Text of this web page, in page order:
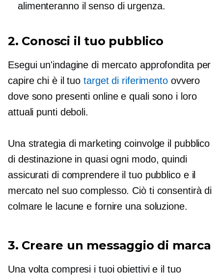
alimenteranno il senso di urgenza.
2. Conosci il tuo pubblico
Esegui un'indagine di mercato approfondita per
capire chi è il tuo target di riferimentoovvero
dove sono presenti online e quali sono i loro
attuali punti deboli.
Una strategia di marketing coinvolge il pubblico
di destinazione in quasi ogni modo, quindi
assicurati di comprendere il tuo pubblico e il
mercato nel suo complesso. Ciò ti consentirà di
colmare le lacune e fornire una soluzione.
3. Creare un messaggio di marca
Una volta compresi i tuoi obiettivi e il tuo